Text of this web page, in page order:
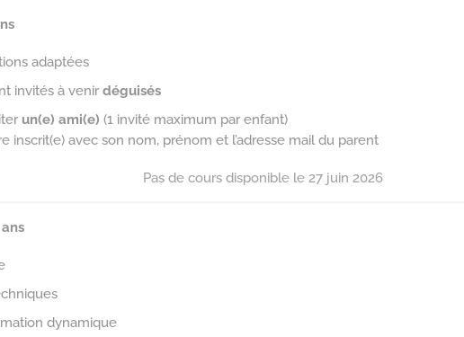
adaptées
invités à venirdéguisés
un(e) ami(e) (1 invité maximum par enfant)
inscrit(e) avec son nom, prénom et l’adresse mail du parent
dynamique